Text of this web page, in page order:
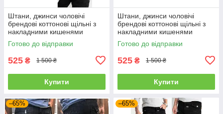
Штани, джинси чоловічі
брендові коттонові щільні з
накладними кишенями
"карго" MIGACH, Туреччина
Готово до відправки
525 ₴ 1 500 ₴
Купити
Штани, джинси чоловічі
брендові коттонові щільні з
накладними кишенями
"карго" MIGACH, Туреччина
Готово до відправки
525 ₴ 1 500 ₴
Купити
–65% –65%